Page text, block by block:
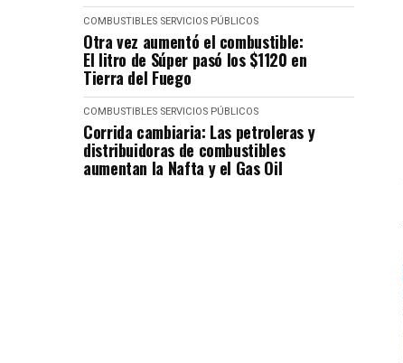
COMBUSTIBLES SERVICIOS PÚBLICOS
Otra vez aumentó el combustible:
El litro de Súper pasó los $1120 en
Tierra del Fuego
COMBUSTIBLES SERVICIOS PÚBLICOS
Corrida cambiaria: Las petroleras y
distribuidoras de combustibles
aumentan la Nafta y el Gas Oil